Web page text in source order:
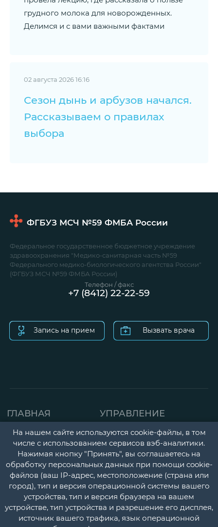
грудного молока для новорожденных.
Делимся и с вами важными фактами
02 августа 2026 16:16
Сезон дынь и арбузов начался.
Рассказываем о правилах
выбора
ФГБУЗ МСЧ №59 ФМБА России
Федеральное государственное бюджетное учреждение
здравоохранения "Медико-санитарная часть №59
Федерального медико-биологического агентства России"
(ФГБУЗ МСЧ №59 ФМБА России)
ГЛАВНАЯ
О НАС
НОВОСТИ
ДОКУМЕНТЫ
УЧЕТНАЯ
ПОЛИТИКА
УПРАВЛЕНИЕ
ДЕТСКАЯ
ГОРОДСКАЯ
ПОЛИКЛИНИКА
ПЕРИНАТАЛЬНЫЙ
И НАРКОЛОГИЧЕСКИЙ
ДИСПАНСЕРЫ
Запись на прием Вызвать врача
Телефон / факс
+7 (8412) 22-22-59
На нашем сайте используются cookie-файлы, в том
числе с использованием сервисов вэб-аналитики.
Нажимая кнопку "Принять", вы соглашаетесь на
обработку персональных данных при помощи cookie-
файлов (ваш IP-адрес, местоположение (страна или
город), тип и версия операционной системы вашего
устройства, тип и версия браузера на вашем
устройстве, тип устройства и разрешение его дисплея,
источник вашего трафика, язык операционной